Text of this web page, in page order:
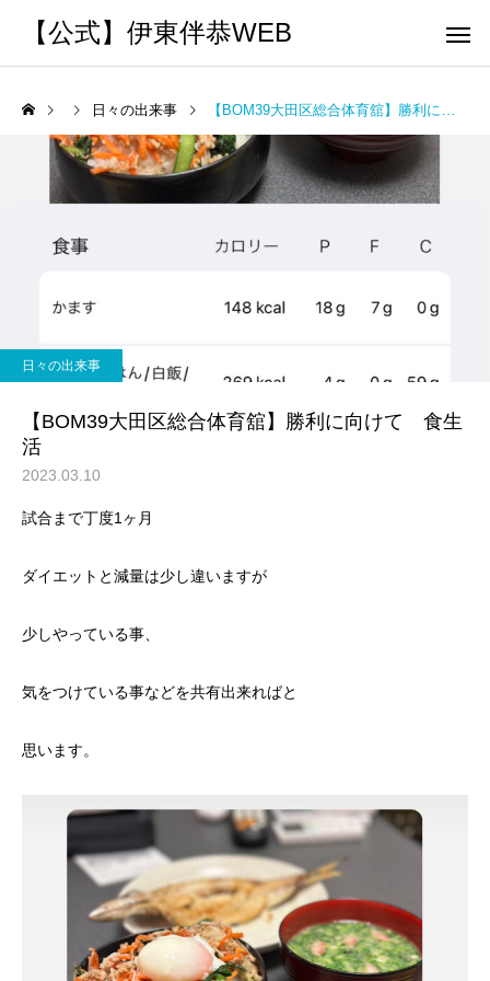
【公式】伊東伴恭WEB
トレーナーとして 個別トレー
出張 講演 セミナー 運動・体操
痩せますか？｜元日本王者
で答えます
ング
解説
日々の出来事 【BOM39大田区総合体育舘】勝利に向けて 食生活
日々の出来事
【BOM39大田区総合体育舘】勝利に向けて 食生
活
2023.03.10
試合まで丁度1ヶ月
ダイエットと減量は少し違いますが
少しやっている事、
気をつけている事などを共有出来ればと
思います。